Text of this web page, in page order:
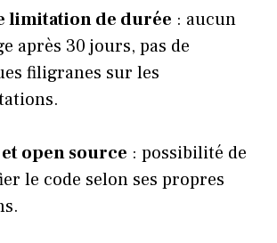
limitation de durée : aucun
après 30 jours, pas de
filigranes sur les
open source : possibilité de
le code selon ses propres